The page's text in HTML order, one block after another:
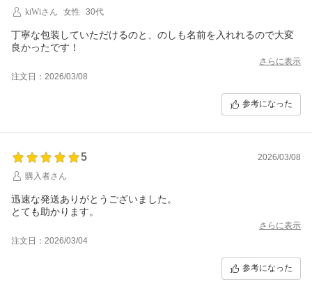
kiWiさん
女性 30代
丁寧な包装していただけるのと、のしも名前を入れれるので大変
良かったです！
さらに表示
注文日：2026/03/08
参考になった
5
2026/03/08
購入者さん
迅速な発送ありがとうございました。
とても助かります。
さらに表示
注文日：2026/03/04
参考になった